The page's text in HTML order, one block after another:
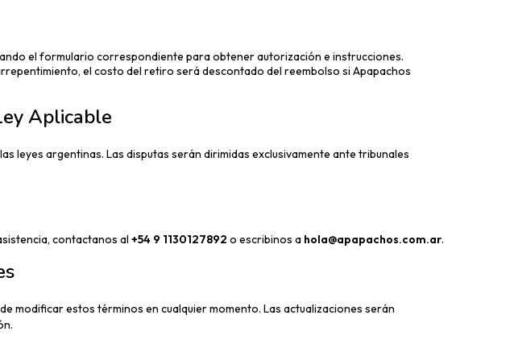
el formulario correspondiente para obtener autorización e instrucciones.
el costo del retiro será descontado del reembolso si Apapachos
Aplicable
leyes argentinas. Las disputas serán dirimidas exclusivamente ante tribunales
contactanos al +54 9 1130127892 o escribinos a hola@apapachos.com.ar.
modificar estos términos en cualquier momento. Las actualizaciones serán